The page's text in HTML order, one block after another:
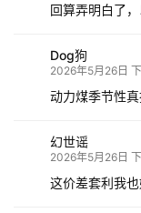
回算弄明白了
Dog狗
2026年5月26日
动力煤季节性真
幻世谣
2026年5月26日
这价差套利我也